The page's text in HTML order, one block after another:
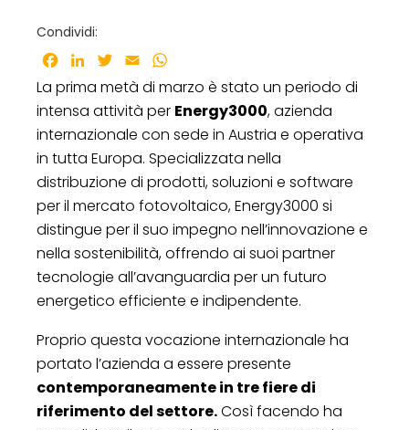
Condividi:
Facebook
LinkedInTwitter
Email
La prima metà di marzo è stato un periodo di
intensa attività per Energy3000, azienda
internazionale con sede in Austria e operativa
in tutta Europa. Specializzata nella
distribuzione di prodotti, soluzioni e software
per il mercato fotovoltaico, Energy3000 si
distingue per il suo impegno nell’innovazione e
nella sostenibilità, offrendo ai suoi partner
tecnologie all’avanguardia per un futuro
energetico efficiente e indipendente.
Proprio questa vocazione internazionale ha
portato l’azienda a essere presente
contemporaneamente in tre fiere di
riferimento del settore.Così facendo ha